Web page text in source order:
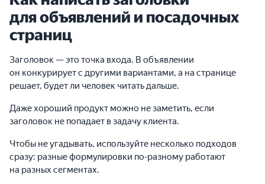
для объявлений и посадочных
страниц
Заголовок — это точка входа. В объявлении
он конкурирует с другими вариантами, а на странице
решает, будет ли человек читать дальше.
Даже хороший продукт можно не заметить, если
заголовок не попадает в задачу клиента.
Чтобы не угадывать, используйте несколько подходов
сразу: разные формулировки по-разному работают
на разных сегментах.